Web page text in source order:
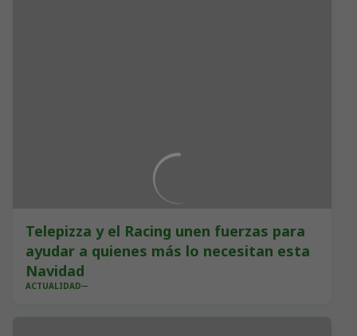
Telepizza y el Racing unen fuerzas para
ayudar a quienes más lo necesitan esta
Navidad
ACTUALIDAD